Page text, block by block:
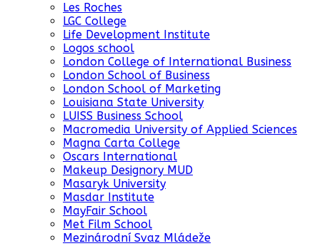
Les Roches
LGC College
Life Development Institute
Logos school
London College of International Business
London School of Business
London School of Marketing
Louisiana State University
LUISS Business School
Macromedia University of Applied Sciences
Magna Carta College
Oscars International
Makeup Designory MUD
Masaryk University
Masdar Institute
MayFair School
Met Film School
Mezinárodní Svaz Mládeže